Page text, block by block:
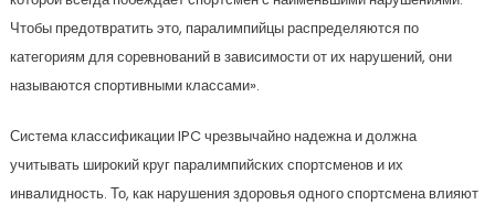
Чтобы предотвратить это, паралимпийцы распределяются по
категориям для соревнований в зависимости от их нарушений, они
называются спортивными классами».
Система классификации IPC чрезвычайно надежна и должна
учитывать широкий круг паралимпийских спортсменов и их
инвалидность. То, как нарушения здоровья одного спортсмена влияют